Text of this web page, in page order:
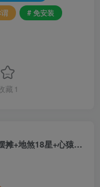
# 免安装
藏 1
【一键安装】新版大话西游2单机版+假人摆摊+地煞18星+心猿时装+飞行坐骑+天演册称谓+GM工具+免安装+免虚拟机+一键启动